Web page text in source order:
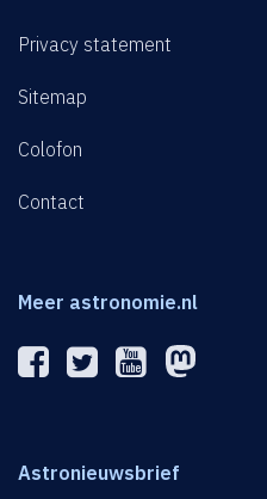
Privacy statement
Sitemap
Colofon
Contact
Meer astronomie.nl
Astronieuwsbrief